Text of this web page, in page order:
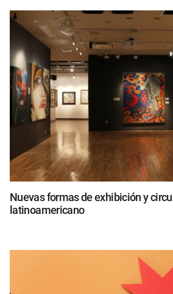
Nuevas formas de exhibición y
latinoamericano